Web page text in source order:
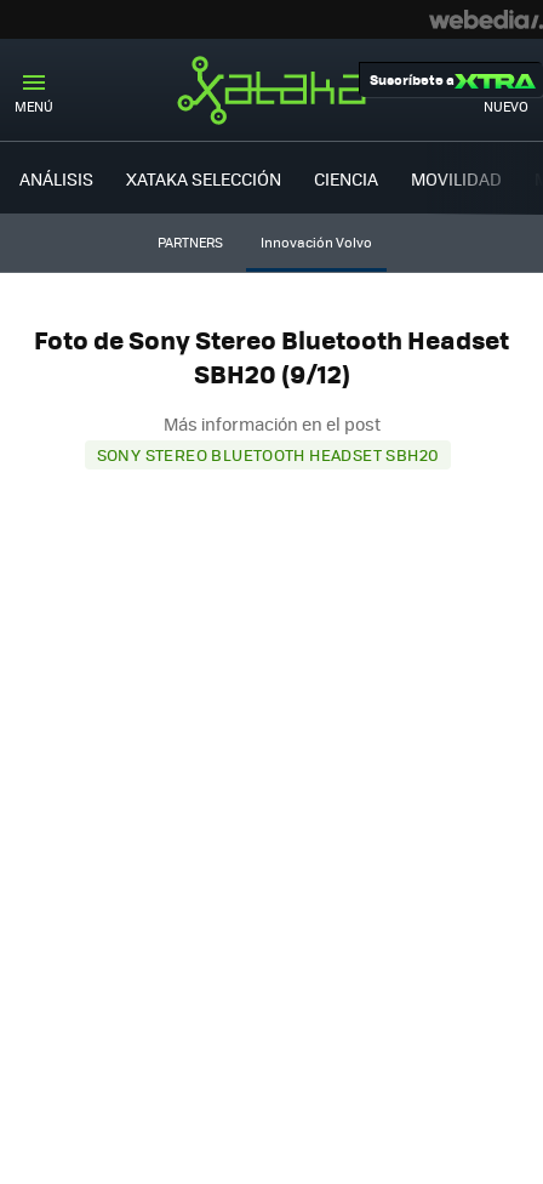
MENÚ NUEVO
Suscríbete a
ANÁLISIS XATAKA SELECCIÓN CIENCIA MOVILIDAD
PARTNERS Innovación Volvo
Foto de Sony Stereo Bluetooth Headset
SBH20 (9/12)
Más información en el post
SONY STEREO BLUETOOTH HEADSET SBH20